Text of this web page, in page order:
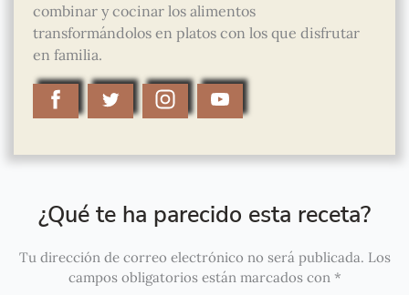
combinar y cocinar los alimentos
transformándolos en platos con los que disfrutar
en familia.
¿Qué te ha parecido esta receta?
Tu dirección de correo electrónico no será publicada. Los
campos obligatorios están marcados con *